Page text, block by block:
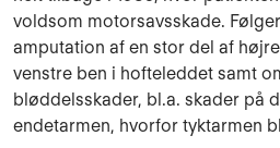
voldsom motorsavsskade.
amputation af en stor del af
venstre ben i hofteleddet samt
bløddelsskader, bl.a. skader på
endetarmen, hvorfor tyktarmen